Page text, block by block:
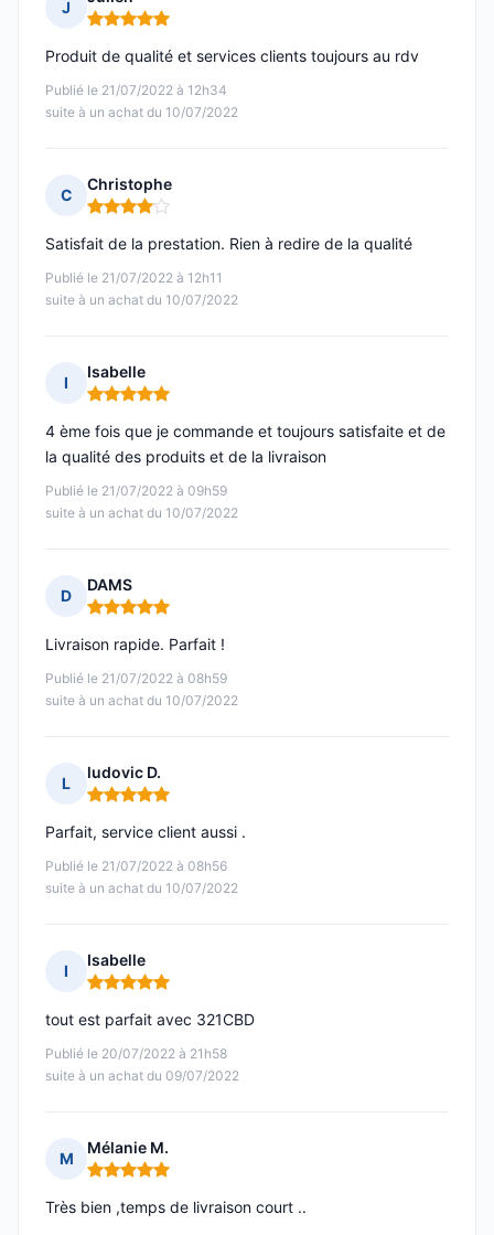
J
Note : 5 sur 5
Publié le 21/07/2022 à 12h34
suite à un achat du 10/07/2022
Produit de qualité et services clients toujours au rdv
C
Christophe
Note : 4 sur 5
Publié le 21/07/2022 à 12h11
suite à un achat du 10/07/2022
Satisfait de la prestation. Rien à redire de la qualité
I
Isabelle
Note : 5 sur 5
Publié le 21/07/2022 à 09h59
suite à un achat du 10/07/2022
4 ème fois que je commande et toujours satisfaite et de
la qualité des produits et de la livraison
D
DAMS
Note : 5 sur 5
Publié le 21/07/2022 à 08h59
suite à un achat du 10/07/2022
Livraison rapide. Parfait !
L
ludovic D.
Note : 5 sur 5
Publié le 21/07/2022 à 08h56
suite à un achat du 10/07/2022
Parfait, service client aussi .
I
Isabelle
Note : 5 sur 5
Publié le 20/07/2022 à 21h58
suite à un achat du 09/07/2022
tout est parfait avec 321CBD
M
Mélanie M.
Note : 5 sur 5
Très bien ,temps de livraison court ..